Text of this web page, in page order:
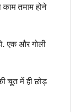
तमाम होने
एक और गोली
चूत में ही छोड़